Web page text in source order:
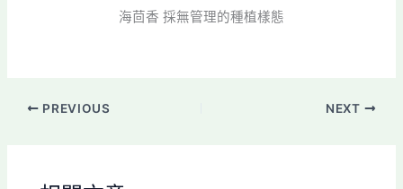
海茴香 採無管理的種植樣態
PREVIOUS NEXT